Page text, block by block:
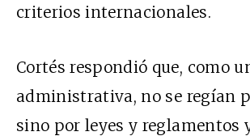
criterios internacionales.
Cortés respondió que, como
administrativa, no se regían
sino por leyes y reglamentos